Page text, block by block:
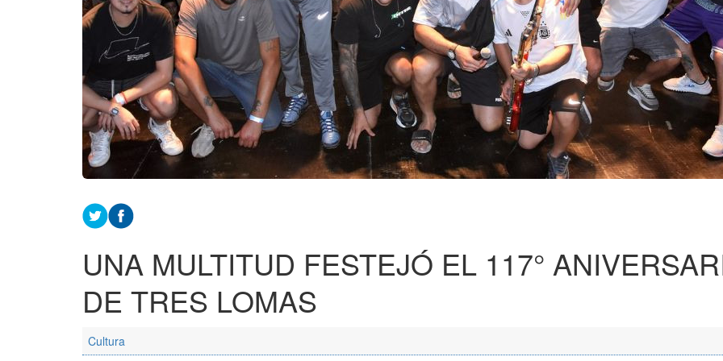
UNA MULTITUD FESTEJÓ EL 117°
DE TRES LOMAS
Cultura